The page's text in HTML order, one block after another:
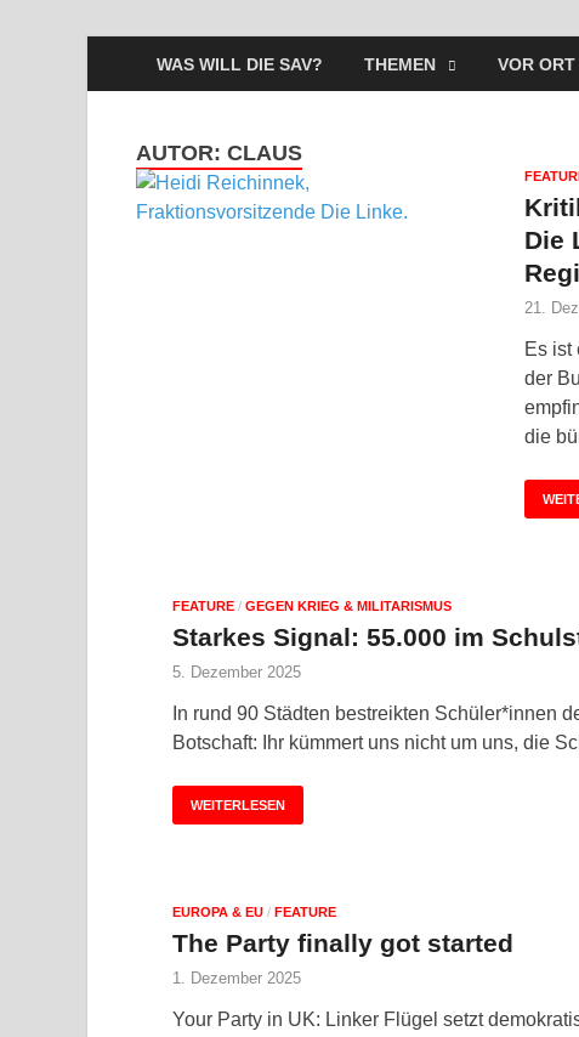
WAS WILL DIE SAV? THEMEN VOR ORT
AUTOR: CLAUS
Die
21.
Es ist
der
die
FEATURE / GEGEN KRIEG & MILITARISMUS
Starkes Signal: 55.000 im
5. Dezember 2025
In rund 90 Städten bestreikten Schüler*innen
Botschaft: Ihr kümmert uns nicht um uns, die
WEITERLESEN
EUROPA & EU / FEATURE
The Party finally got started
1. Dezember 2025
Your Party in UK: Linker Flügel setzt